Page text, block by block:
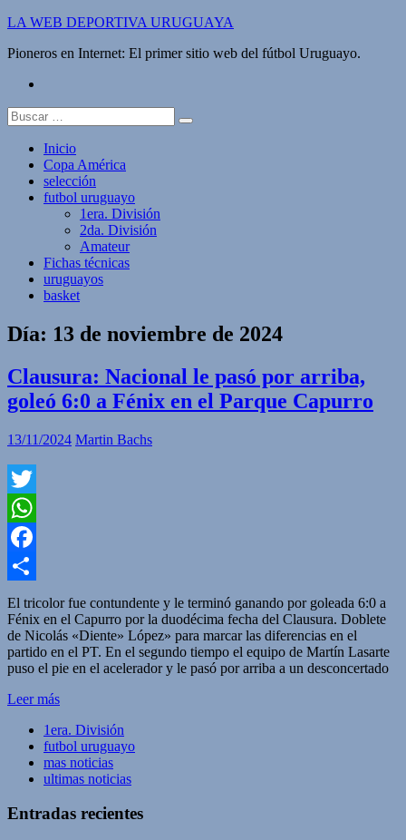
Saltar
contenido
LA WEB DEPORTIVA URUGUAYA
Pioneros en Internet: El primer sitio web del fútbol Uruguayo.
Buscar:
Inicio
Copa América
selección
futbol uruguayo
1era. División
2da. División
Amateur
Fichas técnicas
uruguayos
basket
Día: 13 de noviembre de 2024
Clausura: Nacional le pasó por arriba,
goleó 6:0 a Fénix en el Parque Capurro
13/11/2024 Martin Bachs
Twitter
WhatsApp
Facebook
Compartir
El tricolor fue contundente y le terminó ganando por goleada 6:0 a
Fénix en el Capurro por la duodécima fecha del Clausura. Doblete
de Nicolás «Diente» López» para marcar las diferencias en el
partido en el PT. En el segundo tiempo el equipo de Martín Lasarte
puso el pie en el acelerador y le pasó por arriba a un desconcertado
Leer más
1era. División
futbol uruguayo
mas noticias
ultimas noticias
Entradas recientes